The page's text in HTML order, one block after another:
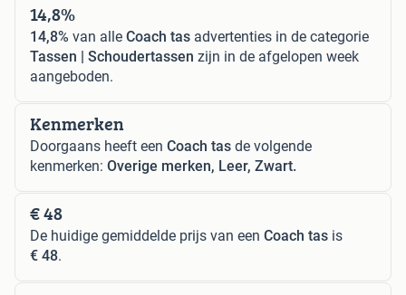
14,8%
14,8% van alle Coach tas advertenties in de categorie
Tassen | Schoudertassen zijn in de afgelopen week
aangeboden.
Kenmerken
Doorgaans heeft een Coach tas de volgende
kenmerken: Overige merken, Leer, Zwart.
€ 48
De huidige gemiddelde prijs van een Coach tas is
€ 48.